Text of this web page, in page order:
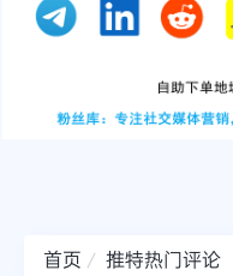
首页
推特热门评论